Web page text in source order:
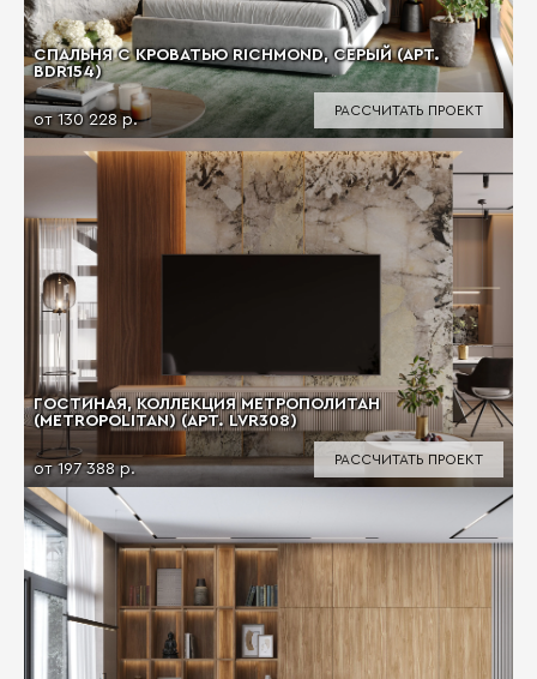
СПАЛЬНЯ С КРОВАТЬЮ RICHMOND, СЕРЫЙ (АРТ.
BDR154)
от 130 228 р.
РАССЧИТАТЬ ПРОЕКТ
ГОСТИНАЯ, КОЛЛЕКЦИЯ МЕТРОПОЛИТАН
(METROPOLITAN) (АРТ. LVR308)
от 197 388 р.
РАССЧИТАТЬ ПРОЕКТ